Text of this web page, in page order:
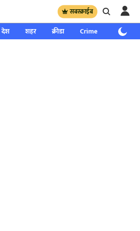
सबस्क्राईब
देश शहर क्रीडा Crime साप्ताहिक